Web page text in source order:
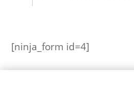
[ninja_form id=4]